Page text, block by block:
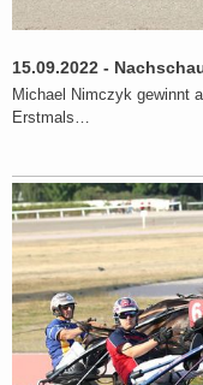
15.09.2022 -
Michael Nimczyk gewinnt
Erstmals…